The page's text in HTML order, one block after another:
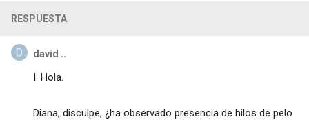
RESPUESTA
david ..
I. Hola.
Diana, disculpe, ¿ha observado presencia de hilos de pelo